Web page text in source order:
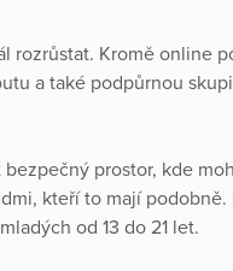
rozrůstat. Kromě online
a také podpůrnou
prostor, kde
kteří to mají
od 13 do 21 let.